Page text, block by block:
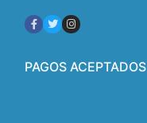
PAGOS ACEPTADOS